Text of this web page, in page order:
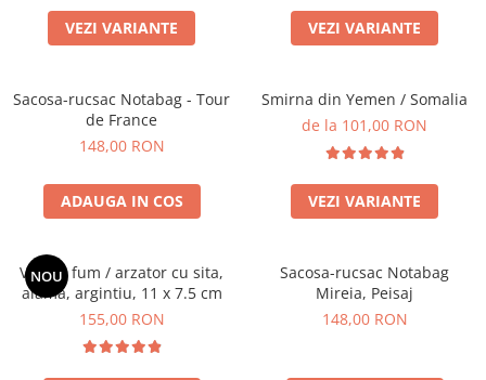
Produse pentru casa
Prosoape bucatarie
VEZI VARIANTE VEZI VARIANTE
Sacosa-rucsac Notabag - Tour
de France
148,00 RON
ADAUGA IN COS
Smirna din Yemen / Somalia
de la 101,00 RON
VEZI VARIANTE
NOU
Vas de fum / arzator cu sita,
alama, argintiu, 11 x 7.5 cm
155,00 RON
Sacosa-rucsac Notabag
Mireia, Peisaj
148,00 RON